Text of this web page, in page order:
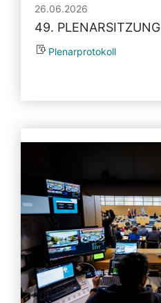
26.06.2026
49. PLENARSITZUNG
Plenarprotokoll